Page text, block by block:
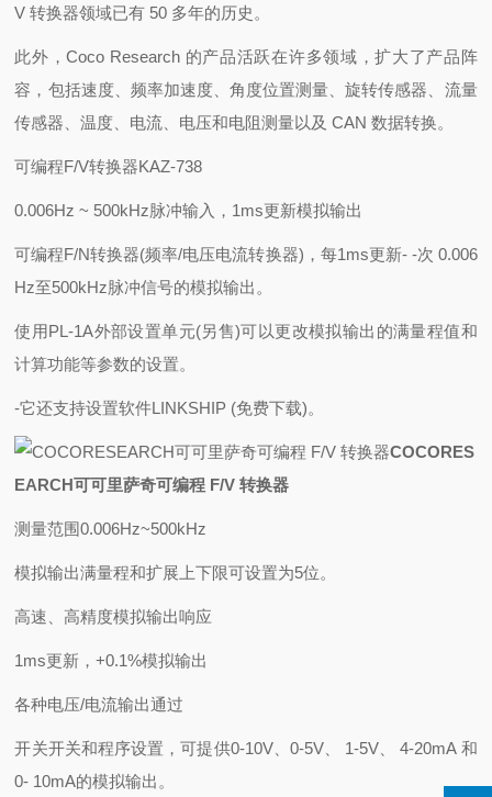
V 转换器领域已有 50 多年的历史。
此外，Coco Research 的产品活跃在许多领域，扩大了产品阵
容，包括速度、频率加速度、角度位置测量、旋转传感器、流量
传感器、温度、电流、电压和电阻测量以及 CAN 数据转换。
可编程F/V转换器KAZ-738
0.006Hz ~ 500kHz脉冲输入，1ms更新模拟输出
可编程F/N转换器(频率/电压电流转换器)，每1ms更新- -次 0.006
Hz至500kHz脉冲信号的模拟输出。
使用PL-1A外部设置单元(另售)可以更改模拟输出的满量程值和
计算功能等参数的设置。
-它还支持设置软件LINKSHIP (免费下载)。
COCORES
EARCH可可里萨奇可编程 F/V 转换器
测量范围0.006Hz~500kHz
模拟输出满量程和扩展上下限可设置为5位。
高速、高精度模拟输出响应
1ms更新，+0.1%模拟输出
各种电压/电流输出通过
开关开关和程序设置，可提供0-10V、0-5V、 1-5V、 4-20mA 和
0- 10mA的模拟输出。